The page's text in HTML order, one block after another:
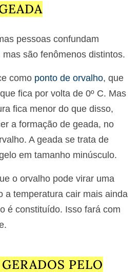
pessoas confundam
mas são fenômenos distintos.
como ponto de orvalho, que
que fica por volta de 0º C. Mas
fica menor do que disso,
a formação de geada, no
A geada se trata de
em tamanho minúsculo.
o orvalho pode virar uma
a temperatura cair mais ainda
é constituído. Isso fará com
PELO